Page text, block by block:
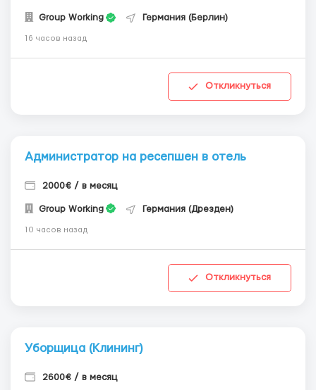
Group Working Германия (Берлин)
16 часов назад
Откликнуться
Администратор на ресепшен в отель
2000€ / в месяц
Group Working Германия (Дрезден)
10 часов назад
Откликнуться
Уборщица (Клининг)
2600€ / в месяц